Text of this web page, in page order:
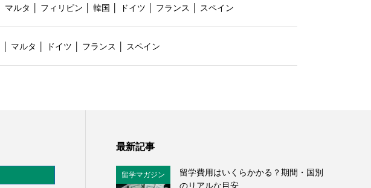
マルタ フィリピン 韓国 ドイツ フランス スペイン
マルタ ドイツ フランス スペイン
最新記事
留学マガジン
留学費用はいくらかかる？期間・国別
のリアルな目安